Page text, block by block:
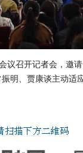
议召开记者会，邀
明、贾康谈主动适